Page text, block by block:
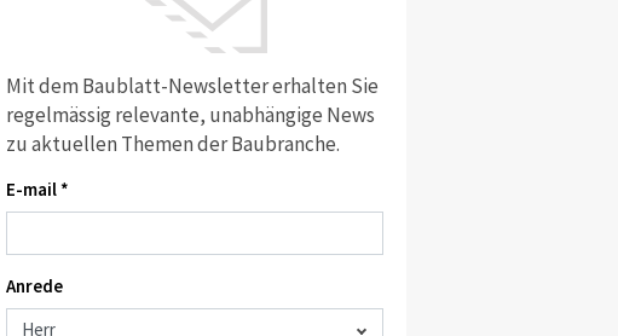
Mit dem Baublatt-Newsletter erhalten Sie
regelmässig relevante, unabhängige News
zu aktuellen Themen der Baubranche.
E-mail *
Anrede